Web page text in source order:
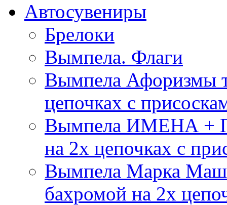
Автосувениры
Брелоки
Вымпела. Флаги
Вымпела Афоризмы
цепочках с
Вымпела ИМЕНА +
на 2х цепочках с
Вымпела Марка
бахромой на 2х